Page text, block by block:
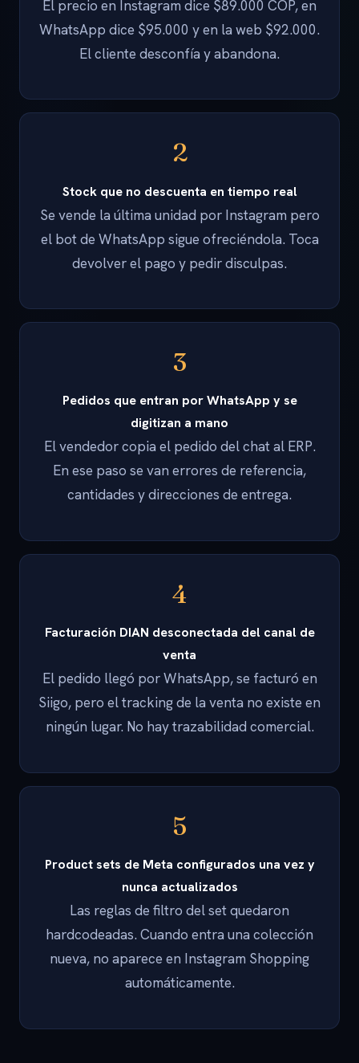
El precio en Instagram dice $89.000 COP, en
WhatsApp dice $95.000 y en la web $92.000.
El cliente desconfía y abandona.
2
Stock que no descuenta en tiempo real
Se vende la última unidad por Instagram pero
el bot de WhatsApp sigue ofreciéndola. Toca
devolver el pago y pedir disculpas.
3
Pedidos que entran por WhatsApp y se
digitizan a mano
El vendedor copia el pedido del chat al ERP.
En ese paso se van errores de referencia,
cantidades y direcciones de entrega.
4
Facturación DIAN desconectada del canal de
venta
El pedido llegó por WhatsApp, se facturó en
Siigo, pero el tracking de la venta no existe en
ningún lugar. No hay trazabilidad comercial.
5
Product sets de Meta configurados una vez y
nunca actualizados
Las reglas de filtro del set quedaron
hardcodeadas. Cuando entra una colección
nueva, no aparece en Instagram Shopping
automáticamente.